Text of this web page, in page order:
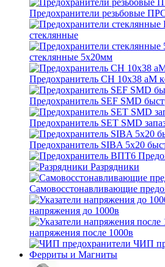
Предохранители резьбовые
стеклянные
стеклянные 5х20мм
Предохранитель CH 10x38 aM
Предохранитель SEF SMD
Предохранитель SET SMD
Предохранитель SIBA 5x20
Разрядники
Самовосстонавливающие
напряжения до 1000в
напряжения после 1000в
ЧИП
Ферриты и Магниты